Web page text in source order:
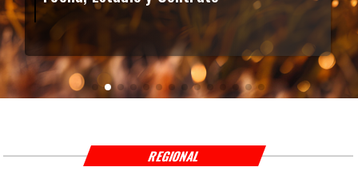
REGIONAL